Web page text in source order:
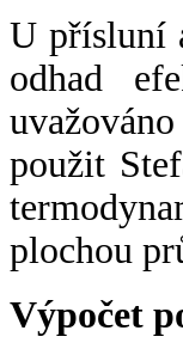
U přísluní
odhad
použit
plochou
Výpočet